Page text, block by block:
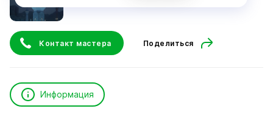
Контакт мастера Поделиться
Информация